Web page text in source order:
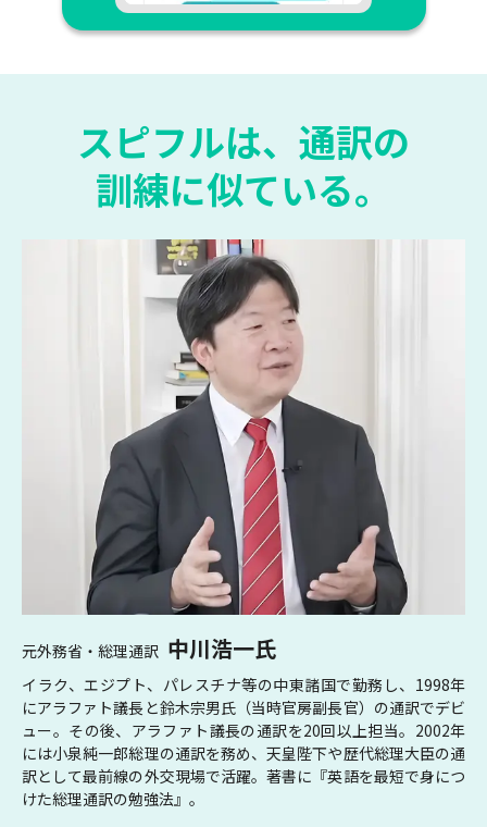
スピフルは、通訳の
訓練に似ている。
元外務省・総理通訳 中川浩一氏
イラク、エジプト、パレスチナ等の中東諸国で勤務し、1998年
にアラファト議長と鈴木宗男氏（当時官房副長官）の通訳でデビ
ュー。その後、アラファト議長の通訳を20回以上担当。2002年
には小泉純一郎総理の通訳を務め、天皇陛下や歴代総理大臣の通
訳として最前線の外交現場で活躍。著書に『英語を最短で身につ
けた総理通訳の勉強法』。